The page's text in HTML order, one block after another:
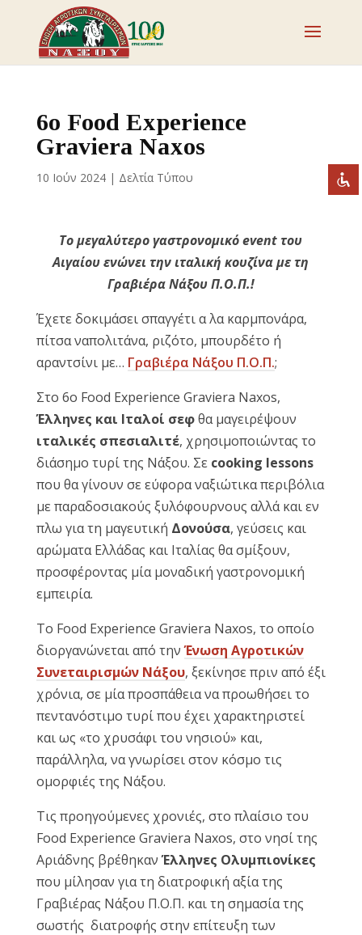
Σμίκρυνση
Μείωση γραμματοσειράς
spellcheck Ευανάγνωστη γραμματοσειρά
Έντονη αντίθεση
format_underlined Υπογράμμισε συνδέσμους
Επισήμανση συνδέσμων
Reset
options
cached
6ο Food Experience
Graviera Naxos
10 Ιούν 2024| Δελτία Τύπου
Το μεγαλύτερο γαστρονομικό event του
Αιγαίου ενώνει την ιταλική κουζίνα με τη
Γραβιέρα Νάξου Π.Ο.Π.!
Έχετε δοκιμάσει σπαγγέτι α λα καρμπονάρα,
πίτσα ναπολιτάνα, ριζότο, μπουρδέτο ή
αραντσίνι με… Γραβιέρα Νάξου Π.Ο.Π.;
Στο 6ο Food Experience Graviera Naxos,
Έλληνες και Ιταλοί σεφθα μαγειρέψουν
ιταλικές σπεσιαλιτέ, χρησιμοποιώντας το
διάσημο τυρί της Νάξου. Σε cooking lessons
που θα γίνουν σε εύφορα ναξιώτικα περιβόλια
με παραδοσιακούς ξυλόφουρνους αλλά και εν
πλω για τη μαγευτική Δονούσα, γεύσεις και
αρώματα Ελλάδας και Ιταλίας θα σμίξουν,
προσφέροντας μία μοναδική γαστρονομική
εμπειρία.
Το Food Experience Graviera Naxos, το οποίο
διοργανώνεται από τηνΈνωση Αγροτικών
Συνεταιρισμών Νάξου, ξεκίνησε πριν από έξι
χρόνια, σε μία προσπάθεια να προωθήσει το
πεντανόστιμο τυρί που έχει χαρακτηριστεί
και ως «το χρυσάφι του νησιού» και,
παράλληλα, να γνωρίσει στον κόσμο τις
ομορφιές της Νάξου.
Τις προηγούμενες χρονιές, στο πλαίσιο του
Food Experience Graviera Naxos, στο νησί της
Αριάδνης βρέθηκανΈλληνες Ολυμπιονίκες
που μίλησαν για τη διατροφική αξία της
Γραβιέρας Νάξου Π.Ο.Π. και τη σημασία της
σωστής διατροφής στην επίτευξη των